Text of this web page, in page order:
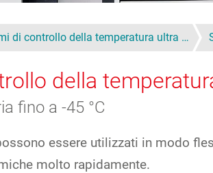
di controllo della temperatura ultra …
della
fino a -45 °C
essere utilizzati in modo
molto rapidamente.